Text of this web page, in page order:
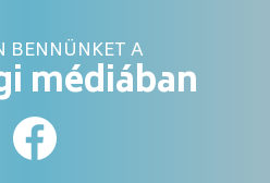
BENNÜNKET A
médiában